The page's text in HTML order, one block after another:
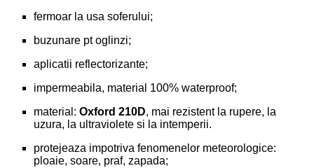
fermoar la usa soferului;
buzunare pt oglinzi;
aplicatii reflectorizante;
impermeabila, material 100% waterproof;
material: Oxford 210D, mai rezistent la rupere, la
uzura, la ultraviolete si la intemperii.
protejeaza impotriva fenomenelor meteorologice:
ploaie, soare, praf, zapada;